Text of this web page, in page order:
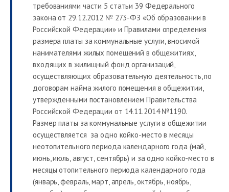
требованиями части 5 статьи 39 Федерального
закона от 29.12.2012 № 273-ФЗ «Об образовании в
Российской Федерации» и Правилами определения
размера платы за коммунальные услуги, вносимой
нанимателями жилых помещений в общежитиях,
входящих в жилищный фонд организаций,
осуществляющих образовательную деятельность, по
договорам найма жилого помещения в общежитии,
утвержденными постановлением Правительства
Российской Федерации от 14.11.2014 №1190.
Размер платы за коммунальные услуги в общежитии
осуществляется за одно койко-место в месяцы
неотопительного периода календарного года (май,
июнь, июль, август, сентябрь) и за одно койко-место в
месяцы отопительного периода календарного года
(январь, февраль, март, апрель, октябрь, ноябрь,